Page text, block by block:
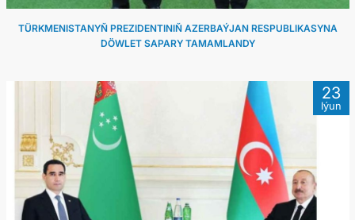
TÜRKMENISTANYŇ PREZIDENTINIŇ AZERBAÝJAN RESPUBLIKASYNA
DÖWLET SAPARY TAMAMLANDY
23
Iýun